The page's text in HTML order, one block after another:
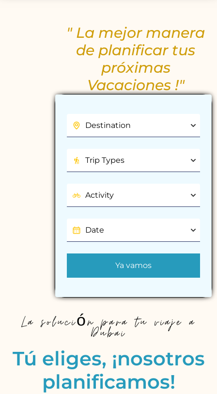
" La mejor manera
de planificar tus
próximas
Vacaciones !"
Ya vamos
La solución para tu viaje a
Dubai
Tú eliges, ¡nosotros
planificamos!